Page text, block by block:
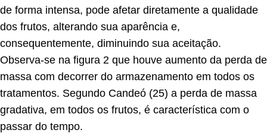
de forma intensa, pode afetar diretamente a qualidade
dos frutos, alterando sua aparência e,
consequentemente, diminuindo sua aceitação.
Observa-se na figura 2 que houve aumento da perda de
massa com decorrer do armazenamento em todos os
tratamentos. Segundo Candeó (25) a perda de massa
gradativa, em todos os frutos, é característica com o
passar do tempo.